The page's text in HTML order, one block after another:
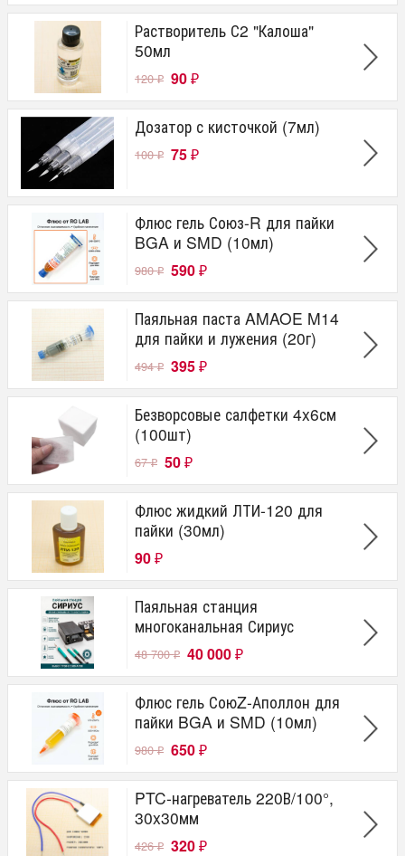
Растворитель С2 "Калоша"
50мл
120₽ 90 ₽
Дозатор с кисточкой (7мл)
100₽ 75 ₽
Флюс гель Союз-R для пайки
BGA и SMD (10мл)
980₽ 590 ₽
Паяльная паста AMAOE M14
для пайки и лужения (20г)
494₽ 395 ₽
Безворсовые салфетки 4x6см
(100шт)
67₽ 50 ₽
Флюс жидкий ЛТИ-120 для
пайки (30мл)
90 ₽
Паяльная станция
многоканальная Сириус
48 700₽ 40 000 ₽
Флюс гель СоюZ-Аполлон для
пайки BGA и SMD (10мл)
980₽ 650 ₽
PTC-нагреватель 220В/100°,
30x30мм
426₽ 320 ₽